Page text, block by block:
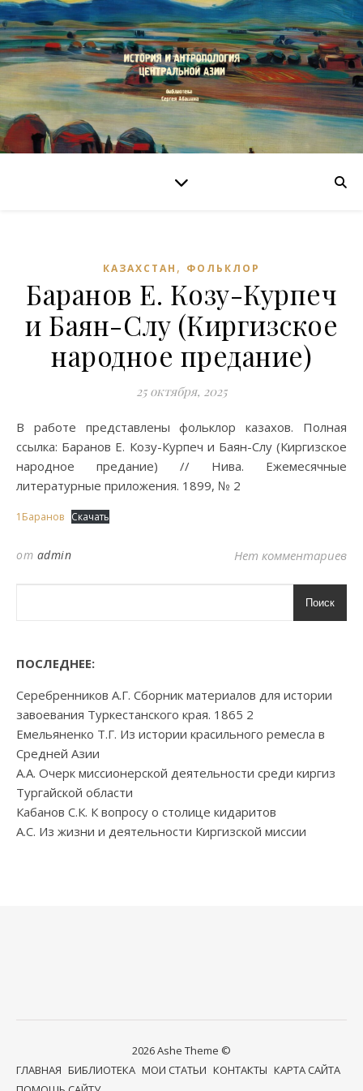
КАЗАХСТАН , ФОЛЬКЛОР
Баранов Е. Козу-Курпеч
и Баян-Слу (Киргизское
народное предание)
25 октября, 2025
В работе представлены фольклор казахов. Полная
ссылка: Баранов Е. Козу-Курпеч и Баян-Слу (Киргизское
народное предание) // Нива. Ежемесячные
литературные приложения. 1899, № 2
1Баранов Скачать
от admin Нет комментариев
Поиск
ПОСЛЕДНЕЕ:
Серебренников А.Г. Сборник материалов для истории
завоевания Туркестанского края. 1865 2
Емельяненко Т.Г. Из истории красильного ремесла в
Средней Азии
А.А. Очерк миссионерской деятельности среди киргиз
Тургайской области
Кабанов С.К. К вопросу о столице кидаритов
А.С. Из жизни и деятельности Киргизской миссии
2026 Ashe Theme ©
ГЛАВНАЯ БИБЛИОТЕКА МОИ СТАТЬИ КОНТАКТЫ КАРТА САЙТА